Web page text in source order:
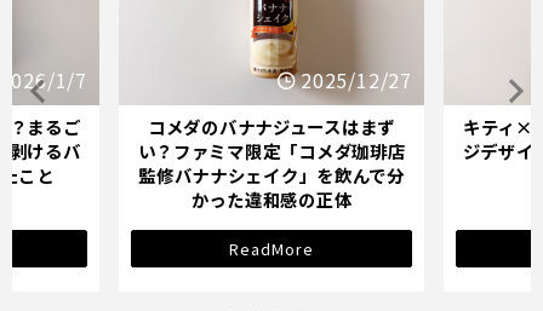
12/27
はまず
ダ珈琲店
んで分
2025/12/21
キティ×バナナミルクのパッケー
ジデザインが示す「学び直し」の
サインとは？
ReadMore
オイシッ
ている人